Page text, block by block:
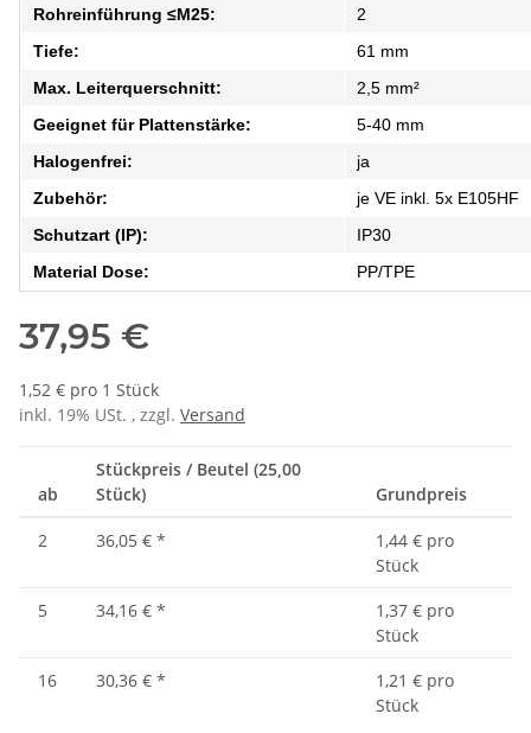
Rohreinführung ≤M25:
2
Tiefe:
61 mm
Max. Leiterquerschnitt:
2,5 mm²
Geeignet für Plattenstärke:
5-40 mm
Halogenfrei:
ja
Zubehör:
je VE inkl. 5x E105HF
Schutzart (IP):
IP30
Material Dose:
PP/TPE
37,95 €
1,52 € pro 1 Stück
inkl. 19% USt. , zzgl. Versand
ab
Stückpreis / Beutel (25,00
Stück)
Grundpreis
2 36,05 € *
1,44 € pro
Stück
5
34,16 € *
1,37 € pro
Stück
16
30,36 € *
1,21 € pro
Stück